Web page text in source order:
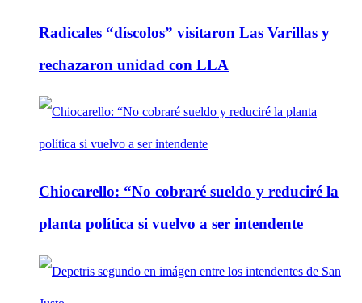
Radicales “díscolos” visitaron Las Varillas y
rechazaron unidad con LLA
Chiocarello: “No cobraré sueldo y reduciré la
planta política si vuelvo a ser intendente